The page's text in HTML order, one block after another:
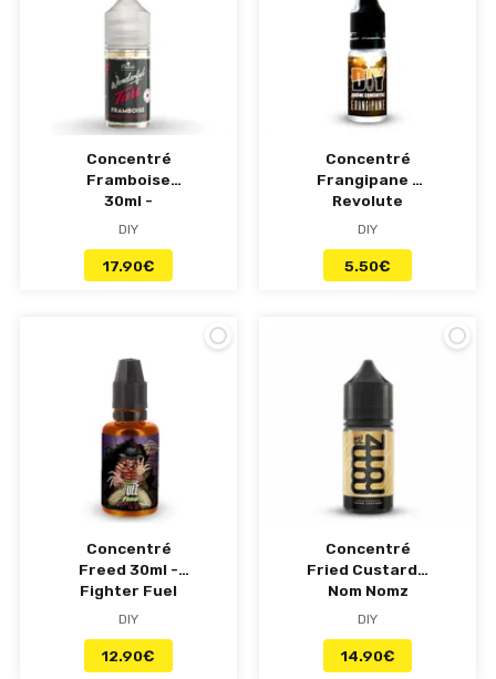
Concentré
Framboise
30ml -
Wonderful Tart
DIY
17.90€
Concentré
Frangipane -
Revolute
DIY
5.50€
Concentré
Freed 30ml -
Fighter Fuel
DIY
12.90€
Concentré
Fried Custard -
Nom Nomz
DIY
14.90€